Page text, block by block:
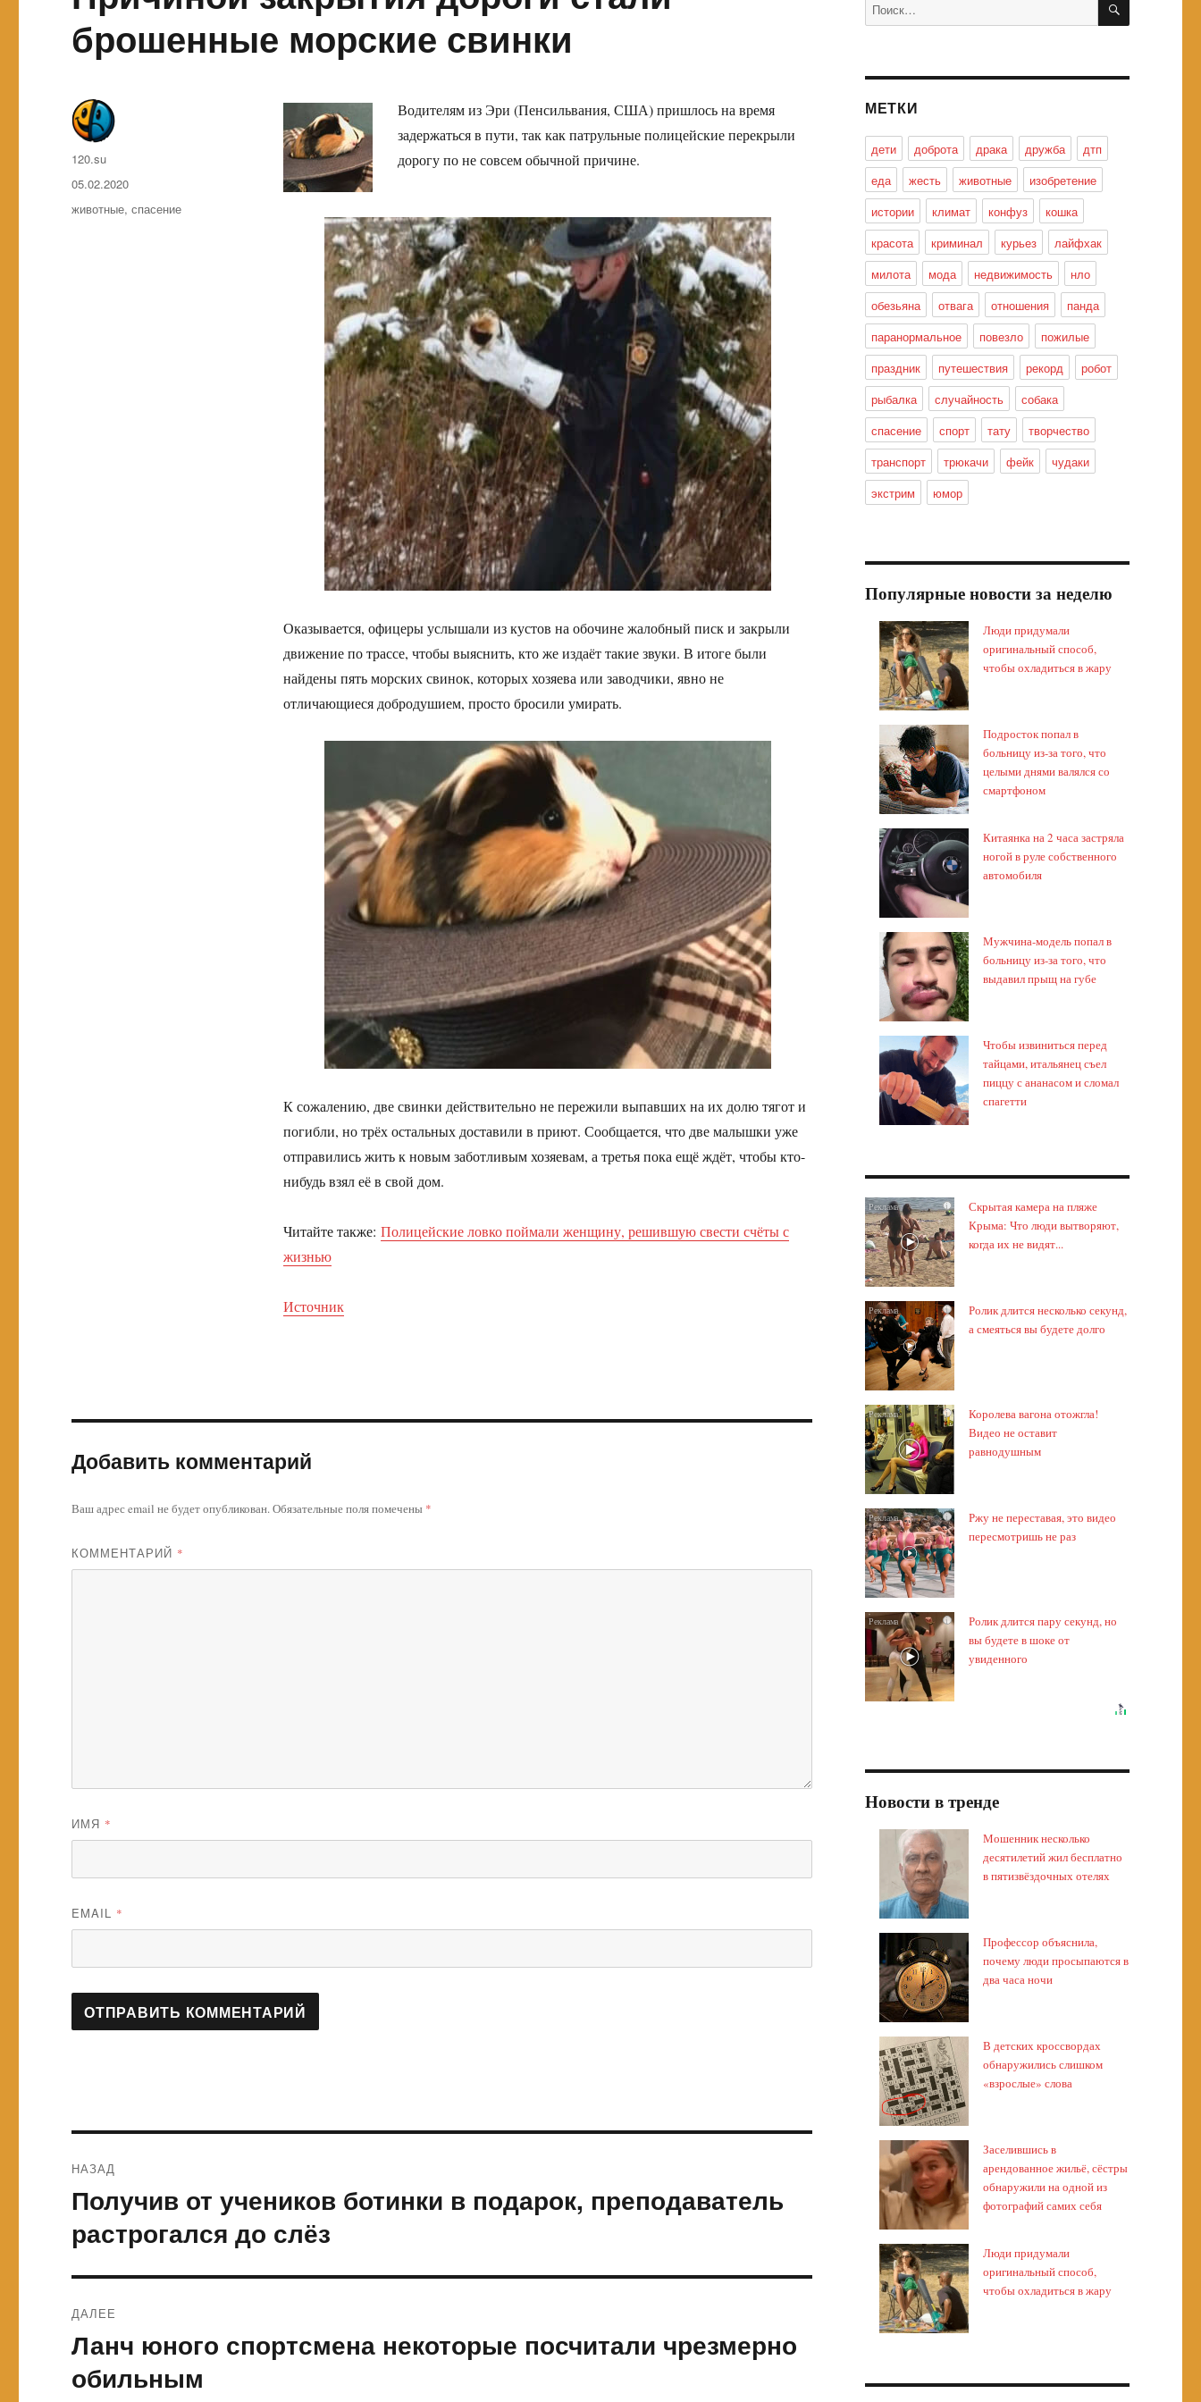
брошенные морские свинки
Водителям из Эри (Пенсильвания, США) пришлось на время
задержаться в пути, так как патрульные полицейские перекрыли
дорогу по не совсем обычной причине.
Оказывается, офицеры услышали из кустов на обочине жалобный писк и закрыли
движение по трассе, чтобы выяснить, кто же издаёт такие звуки. В итоге были
найдены пять морских свинок, которых хозяева или заводчики, явно не
отличающиеся добродушием, просто бросили умирать.
К сожалению, две свинки действительно не пережили выпавших на их долю тягот и
погибли, но трёх остальных доставили в приют. Сообщается, что две малышки уже
отправились жить к новым заботливым хозяевам, а третья пока ещё ждёт, чтобы кто-
нибудь взял её в свой дом.
Читайте также: Полицейские ловко поймали женщину, решившую свести счёты с
жизнью
Источник
Автор
120.su
Опубликовано
05.02.2020
Метки
животные,спасение
Добавить комментарий
Ваш адрес email не будет опубликован.Обязательные поля помечены *
КОММЕНТАРИЙ *
ИМЯ *
EMAIL *
по
записям
НАЗАД
Предыдущая
Получив от учеников ботинки в подарок, преподаватель
растрогался до слёз
ДАЛЕЕ
Следующая
запись:
Ланч юного спортсмена некоторые посчитали чрезмерно
обильным
МЕТКИ
дети доброта драка дружба
дтп
еда
жесть животные
изобретение
истории
климат конфуз
кошка
красота
криминал курьез
лайфхак
милота
мода недвижимость
нло
обезьяна
отвага отношения
панда
паранормальное
повезло
пожилые
праздник
путешествия рекорд
робот
рыбалка
случайность
собака
спасение
спорт тату
творчество
транспорт
трюкачи фейк
чудаки
экстрим
юмор
Популярные новости за неделю
Люди придумали
оригинальный способ,
чтобы охладиться в жару
Подросток попал в
больницу из-за того, что
целыми днями валялся со
смартфоном
Китаянка на 2 часа застряла
ногой в руле собственного
автомобиля
Мужчина-модель попал в
больницу из-за того, что
выдавил прыщ на губе
Чтобы извиниться перед
тайцами, итальянец съел
пиццу с ананасом и сломал
спагетти
i
Скрытая камера на пляже
Крыма: Что люди вытворяют,
когда их не видят...
i
Ролик длится несколько секунд,
а смеяться вы будете долго
i
Королева вагона отожгла!
Видео не оставит
равнодушным
i
Ржу не переставая, это видео
пересмотришь не раз
i
Ролик длится пару секунд, но
вы будете в шоке от
увиденного
Новости в тренде
Мошенник несколько
десятилетий жил бесплатно
в пятизвёздочных отелях
Профессор объяснила,
почему люди просыпаются в
два часа ночи
В детских кроссвордах
обнаружились слишком
«взрослые» слова
Заселившись в
арендованное жильё, сёстры
обнаружили на одной из
фотографий самих себя
Люди придумали
оригинальный способ,
чтобы охладиться в жару